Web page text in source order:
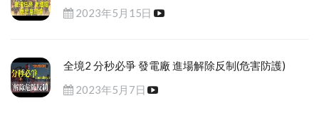
2023年5月15日
全境2 分秒必爭 發電廠 進場解除反制(危害防護)
2023年5月7日